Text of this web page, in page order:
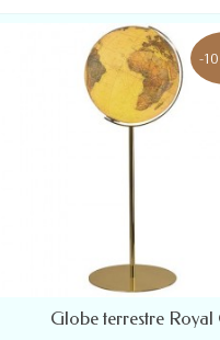
-
LIVRÉ SOUS 10 À 45 JOURS :
CONTACTER POUR DÉLAI
Globe terrestre